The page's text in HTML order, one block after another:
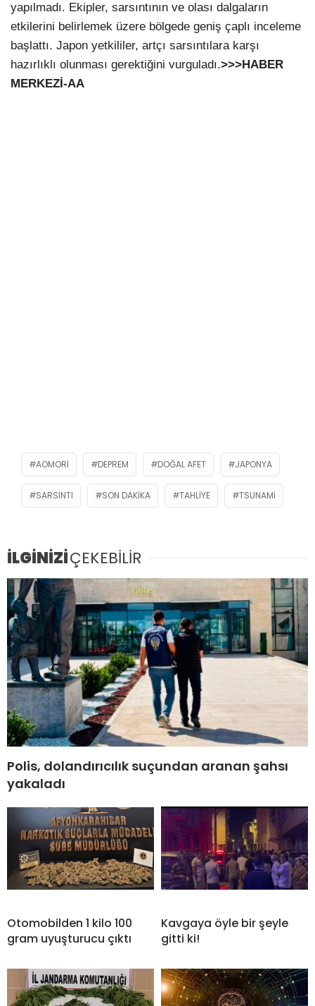
yapılmadı. Ekipler, sarsıntının ve olası dalgaların
etkilerini belirlemek üzere bölgede geniş çaplı inceleme
başlattı. Japon yetkililer, artçı sarsıntılara karşı
hazırlıklı olunması gerektiğini vurguladı.>>>HABER
MERKEZİ-AA
AOMORI DEPREM DOĞAL AFET JAPONYA
SARSINTI SON DAKIKA TAHLIYE TSUNAMI
İLGİNİZİÇEKEBİLİR
Polis, dolandırıcılık suçundan aranan şahsı
yakaladı
Otomobilden 1 kilo 100
gram uyuşturucu çıktı
Kavgaya öyle bir şeyle
gitti ki!